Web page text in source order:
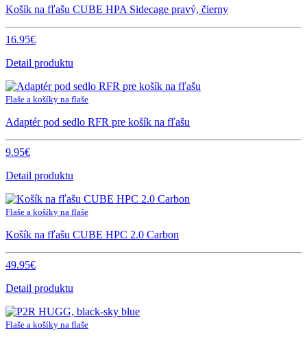
Košík na fľašu CUBE HPA Sidecage pravý, čierny
16.95€
Detail produktu
Flaše a košíky na flaše
Adaptér pod sedlo RFR pre košík na fľašu
9.95€
Detail produktu
Flaše a košíky na flaše
Košík na fľašu CUBE HPC 2.0 Carbon
49.95€
Detail produktu
Flaše a košíky na flaše